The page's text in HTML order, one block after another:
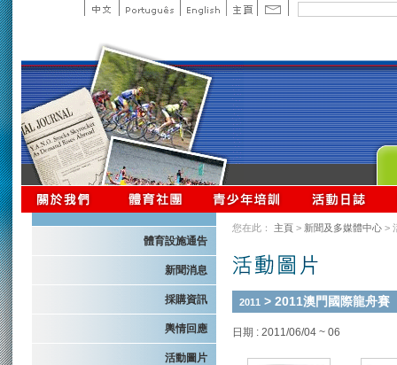
體育設施通告
新聞消息
採購資訊
輿情回應
活動圖片
您在此： 主頁 > 新聞及多媒體中心 >
2011 > 2011澳門國際龍舟賽
日期 : 2011/06/04 ~ 06